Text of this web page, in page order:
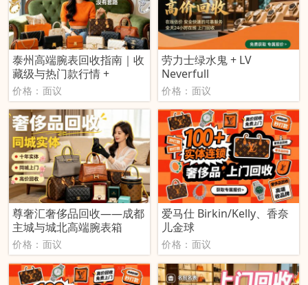
泰州高端腕表回收指南｜收
藏级与热门款行情 +
价格：面议
劳力士绿水鬼 + LV
Neverfull
价格：面议
尊奢汇奢侈品回收——成都
主城与城北高端腕表箱
价格：面议
爱马仕 Birkin/Kelly、香奈
儿金球
价格：面议